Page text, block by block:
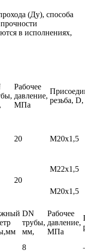
(Ду), способа
в исполнениях,
Рабочее
давление,
МПа
резьба,
20
М20х1,5
20
М22х1,5
М20х1,5
DN
трубы,
мм,
Рабочее
давление,
МПа
8